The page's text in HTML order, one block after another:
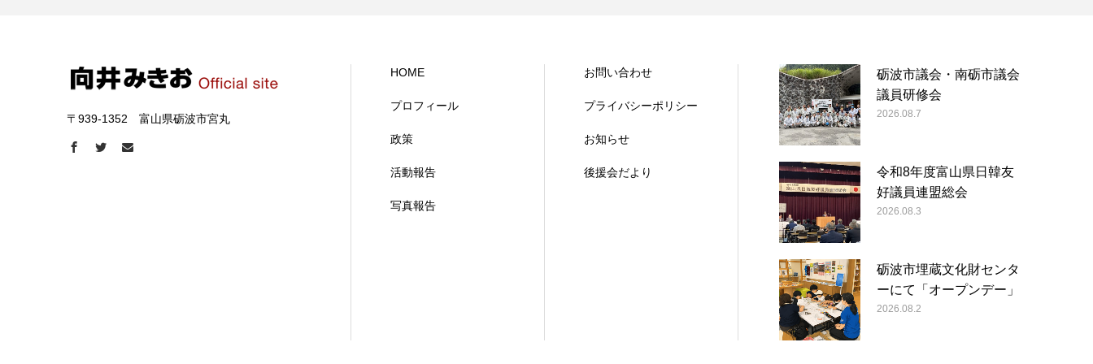
〒939-1352 富山県砺波市宮丸
HOME
プロフィール
政策
活動報告
写真報告
お問い合わせ
プライバシーポリシー
お知らせ
後援会だより
砺波市議会・南砺市議会
議員研修会
2026.08.7
令和8年度富山県日韓友
好議員連盟総会
2026.08.3
砺波市埋蔵文化財センタ
ーにて「オープンデー」
2026.08.2